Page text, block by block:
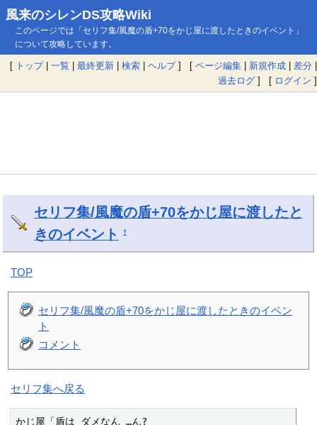
風来のシレンDS攻略Wiki
このページでは「セリフ集/風魔の盾+70をかじ屋に渡したときのイベント」
について攻略しています。
[ トップ| 一覧 | 最終更新 | 検索 | ヘルプ] [ ページ編集 | 新規作成 | 差分 |
過去ログ ] [ ログイン ]
セリフ集/風魔の盾+70をかじ屋に渡したと
きのイベント
†
TOP
セリフ集/風魔の盾+70をかじ屋に渡したときのイベン
ト
コメント
セリフ集へ戻る
かじ屋「盾は ダメなん …ん?